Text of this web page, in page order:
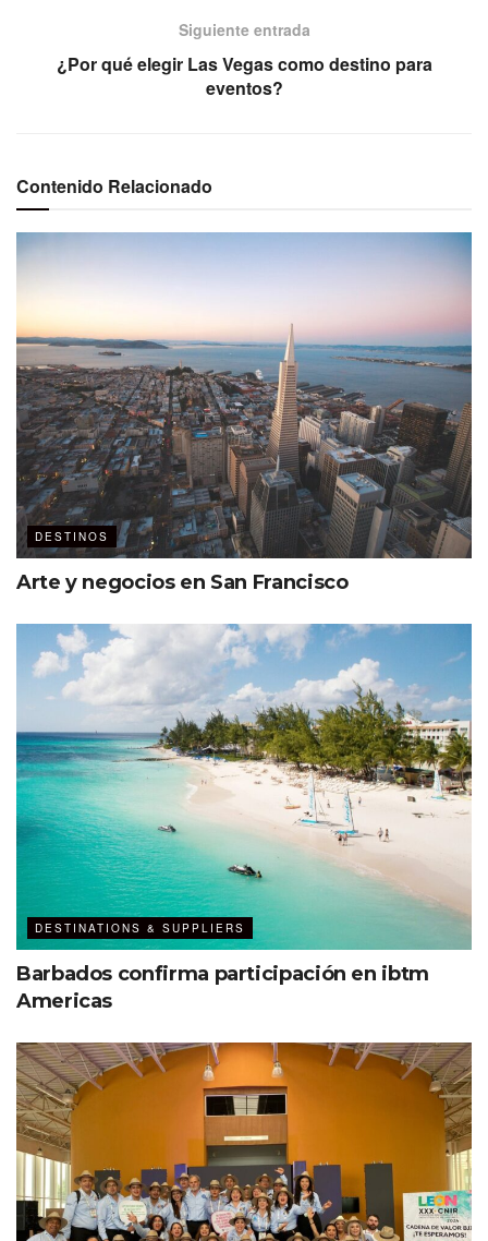
Siguiente entrada
¿Por qué elegir Las Vegas como destino para
eventos?
Contenido Relacionado
DESTINOS
Arte y negocios en San Francisco
DESTINATIONS & SUPPLIERS
Barbados confirma participación en ibtm
Americas